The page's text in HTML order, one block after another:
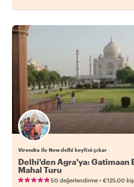
Virendra ile New delhi keyfini çıkar
Delhi'den Agra'ya: Gatimaan
Mahal Turu
50 değerlendirme • €125.00